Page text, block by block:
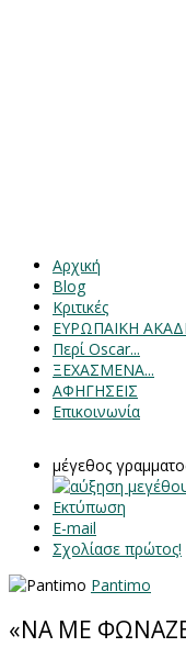
Αρχική
Blog
Κριτικές
ΕΥΡΩΠΑΙΚΗ
Περί Oscar...
ΞΕΧΑΣΜΕΝΑ...
ΑΦΗΓΗΣΕΙΣ
Επικοινωνία
μέγεθος
Εκτύπωση
E-mail
Σχολίασε πρώτος!
Pantimo
«ΝΑ ΜΕ